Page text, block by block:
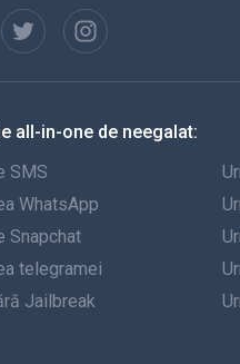
all-in-one de neegalat:
SMS
WhatsApp
Snapchat
telegramei
Jailbreak